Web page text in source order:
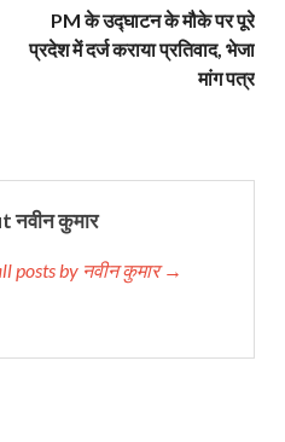
PM के उद्घाटन के मौके पर पूरे
प्रदेश में दर्ज कराया प्रतिवाद, भेजा
मांग पत्र
नवीन कुमार
posts by नवीन कुमार →